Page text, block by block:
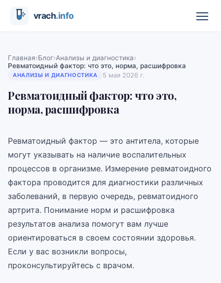
Главная›Блог›Анализы и диагностика›
Ревматоидный фактор: что это, норма, расшифровка
АНАЛИЗЫ И ДИАГНОСТИКА 5 мая 2026 г.
Ревматоидный фактор: что это,
норма, расшифровка
Ревматоидный фактор — это антитела, которые
могут указывать на наличие воспалительных
процессов в организме. Измерение ревматоидного
фактора проводится для диагностики различных
заболеваний, в первую очередь, ревматоидного
артрита. Понимание норм и расшифровка
результатов анализа помогут вам лучше
ориентироваться в своем состоянии здоровья.
Если у вас возникли вопросы,
проконсультируйтесь с врачом.